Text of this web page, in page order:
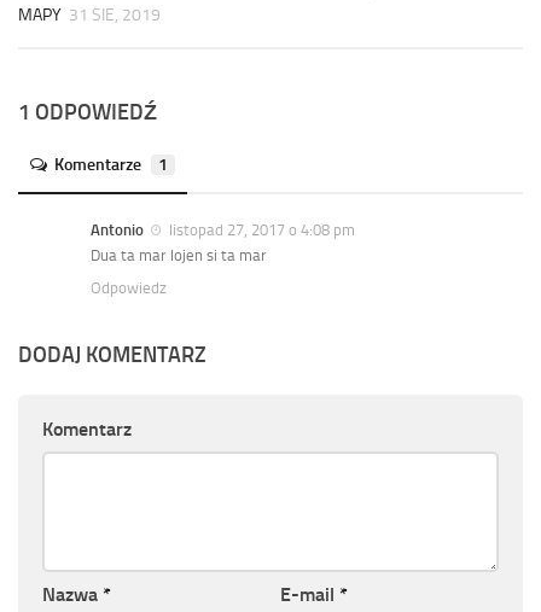
MAPY 31 SIE, 2019
1 ODPOWIEDŹ
Komentarze 1
Antonio
listopad 27, 2017 o 4:08 pm
Dua ta mar lojen si ta mar
Odpowiedz
DODAJ KOMENTARZ
Komentarz
Nazwa * E-mail *